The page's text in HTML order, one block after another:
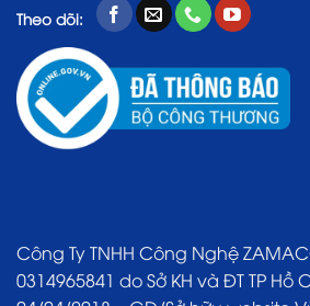
Theo dõi:
Công Ty TNHH Công Nghệ
0314965841 do Sở KH và ĐT TP